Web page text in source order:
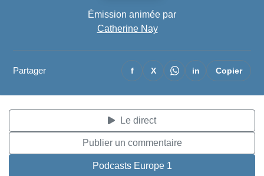
Émission animée par
Catherine Nay
Partager f X in Copier
Le direct
Publier un commentaire
Podcasts Europe 1